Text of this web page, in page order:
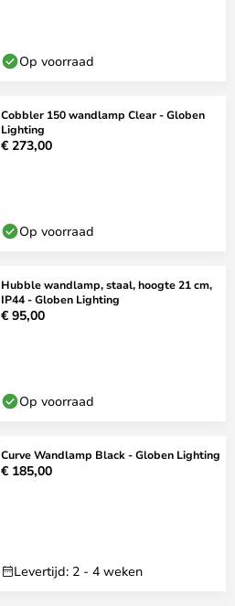
Op voorraad
Cobbler 150 wandlamp Clear - Globen
Lighting
€ 273,00
Op voorraad
Hubble wandlamp, staal, hoogte 21 cm,
IP44 - Globen Lighting
€ 95,00
Op voorraad
Curve Wandlamp Black - Globen Lighting
€ 185,00
Levertijd: 2 - 4 weken